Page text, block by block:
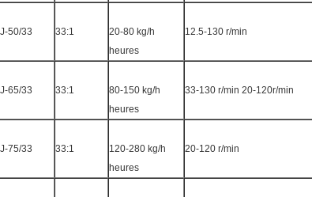
50/33 33:1
20-80 kg/h
heures
12.5-130 r/min
65/33 33:1
80-150 kg/h
heures
33-130 r/min 20-120r/min
75/33 33:1
120-280 kg/h
heures
20-120 r/min